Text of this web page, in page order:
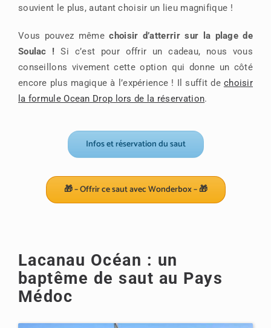
souvient le plus, autant choisir un lieu magnifique !
Vous pouvez mêmechoisir d’atterrir sur la plage de
Soulac ! Si c’est pour offrir un cadeau, nous vous
conseillons vivement cette option qui donne un côté
encore plus magique à l’expérience ! Il suffit de choisir
la formule Ocean Drop lors de la réservation.
Infos et réservation du saut
🎁 – Offrir ce saut avec Wonderbox – 🎁
Lacanau Océan : un
baptême de saut au Pays
Médoc